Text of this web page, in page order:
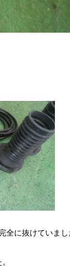
全に抜けていまし